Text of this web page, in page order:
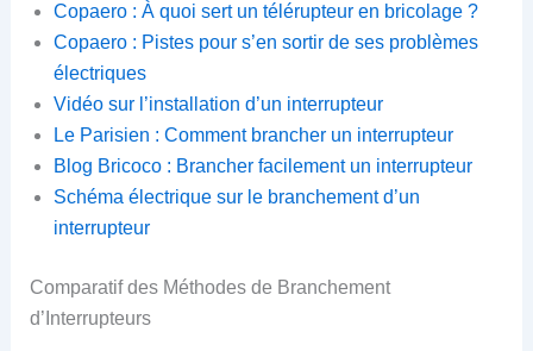
Copaero : À quoi sert un télérupteur en bricolage ?
Copaero : Pistes pour s’en sortir de ses problèmes
électriques
Vidéo sur l’installation d’un interrupteur
Le Parisien : Comment brancher un interrupteur
Blog Bricoco : Brancher facilement un interrupteur
Schéma électrique sur le branchement d’un
interrupteur
Comparatif des Méthodes de Branchement
d’Interrupteurs